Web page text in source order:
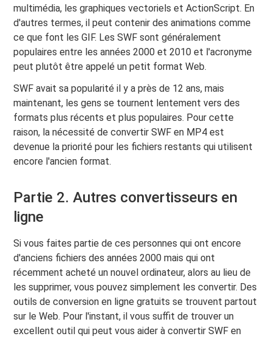
multimédia, les graphiques vectoriels et ActionScript. En
d'autres termes, il peut contenir des animations comme
ce que font les GIF. Les SWF sont généralement
populaires entre les années 2000 et 2010 et l'acronyme
peut plutôt être appelé un petit format Web.
SWF avait sa popularité il y a près de 12 ans, mais
maintenant, les gens se tournent lentement vers des
formats plus récents et plus populaires. Pour cette
raison, la nécessité de convertir SWF en MP4 est
devenue la priorité pour les fichiers restants qui utilisent
encore l'ancien format.
Partie 2. Autres convertisseurs en
ligne
Si vous faites partie de ces personnes qui ont encore
d'anciens fichiers des années 2000 mais qui ont
récemment acheté un nouvel ordinateur, alors au lieu de
les supprimer, vous pouvez simplement les convertir. Des
outils de conversion en ligne gratuits se trouvent partout
sur le Web. Pour l'instant, il vous suffit de trouver un
excellent outil qui peut vous aider à convertir SWF en